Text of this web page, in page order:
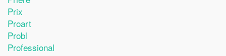
Prix
Proart
Probl
Professional